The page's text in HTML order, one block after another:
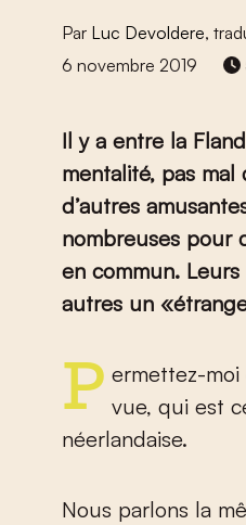
Par Luc Devoldere,
6 novembre 2019
Il y a entre la
mentalité, pas mal
d’autres
nombreuses pour
en commun.
autres un
Permettez-moi d’énumérer quelques différences. De mon point de vue, qui est
néerlandaise.
Nous parlons la